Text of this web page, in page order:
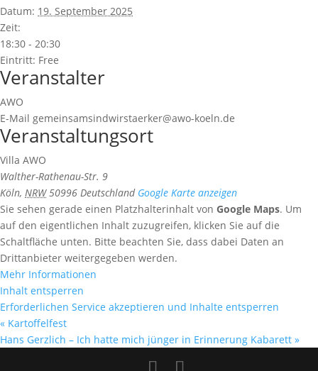
Datum: 19. September 2025
Zeit:
18:30 - 20:30
Eintritt: Free
Veranstalter
AWO
E-Mail gemeinsamsindwirstaerker@awo-koeln.de
Veranstaltungsort
Villa AWO
Walther-Rathenau-Str. 9
Köln, NRW 50996 Deutschland Google Karte anzeigen
Sie sehen gerade einen Platzhalterinhalt von Google Maps. Um
auf den eigentlichen Inhalt zuzugreifen, klicken Sie auf die
Schaltfläche unten. Bitte beachten Sie, dass dabei Daten an
Drittanbieter weitergegeben werden.
Mehr Informationen
Inhalt entsperren
Erforderlichen Service akzeptieren und Inhalte entsperren
« Kartoffelfest
Hans Gerzlich – Ich hatte mich jünger in Erinnerung Kabarett »